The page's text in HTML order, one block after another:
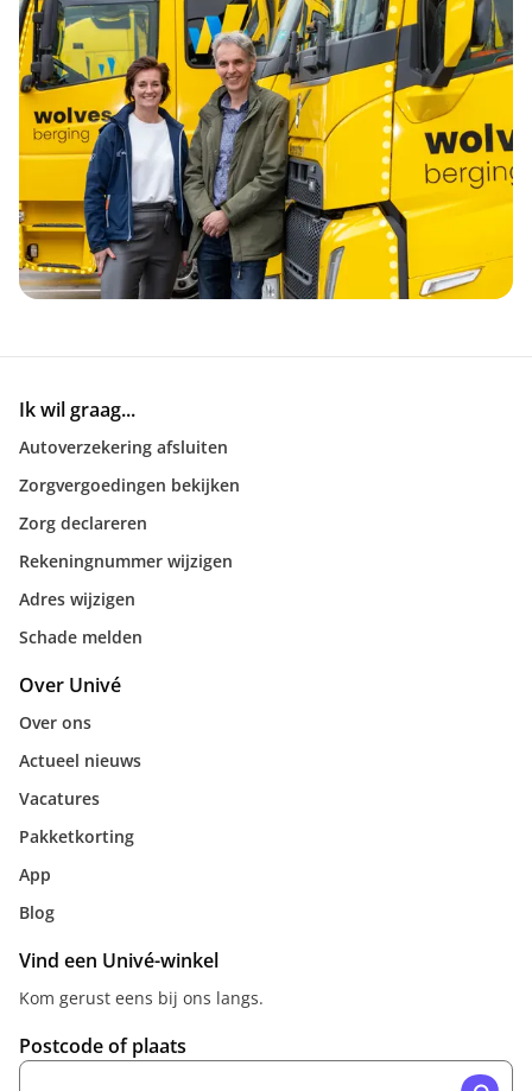
Ik wil graag...
Autoverzekering afsluiten
Zorgvergoedingen bekijken
Zorg declareren
Rekeningnummer wijzigen
Adres wijzigen
Schade melden
Over Univé
Over ons
Actueel nieuws
Vacatures
Pakketkorting
App
Blog
Vind een Univé-winkel
Kom gerust eens bij ons langs.
Postcode of plaats